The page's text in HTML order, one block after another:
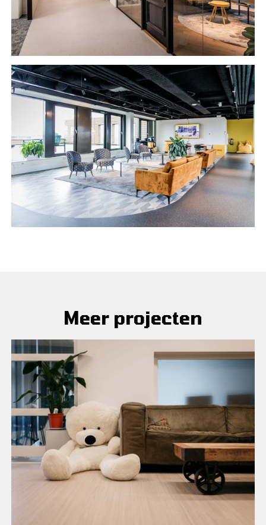
Meer projecten